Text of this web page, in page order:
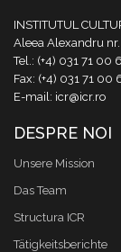
INSTITUTUL
Aleea Alexandru
Tel.: (+4) 031 71 00
Fax: (+4) 031 71 00
E-mail: icr@icr.ro
DESPRE NOI
Unsere Mission
Das Team
Structura ICR
Tätigkeitsberichte